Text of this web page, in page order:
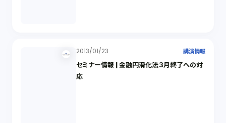
2013/01/23 講演情報
セミナー情報 | 金融円滑化法３月終了への対
応